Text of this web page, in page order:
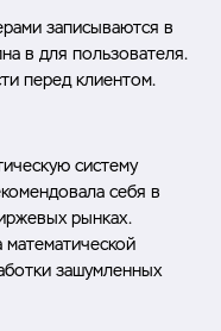
записываются в
в для пользователя.
перед клиентом.
систему
себя в
рынках.
зашумленных